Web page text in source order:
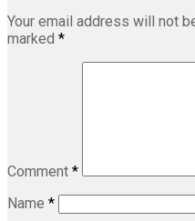
Your email address will not
marked *
Comment *
Name *